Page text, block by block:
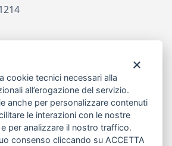
cookie tecnici necessari alla
all’erogazione del servizio.
anche per personalizzare contenuti
le interazioni con le nostre
per analizzare il nostro traffico.
consenso cliccando su ACCETTA